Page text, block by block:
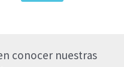
conocer nuestras